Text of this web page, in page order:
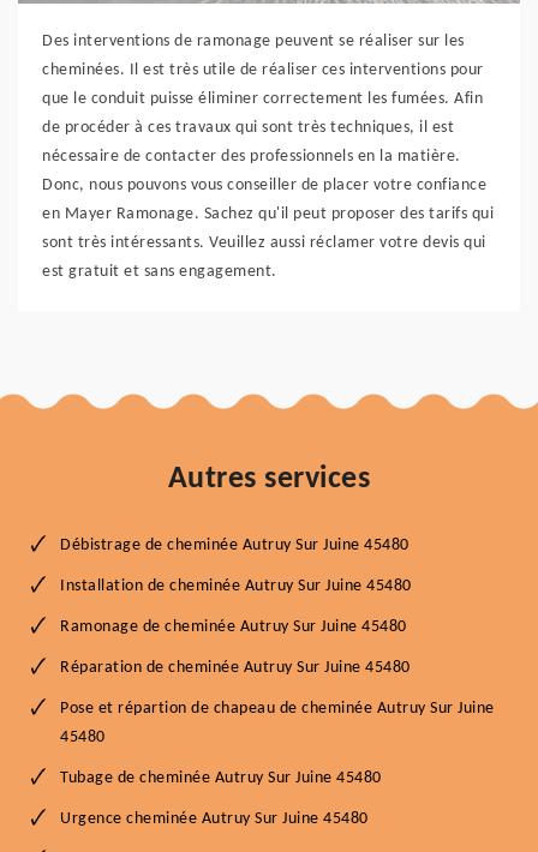
Des interventions de ramonage peuvent se réaliser sur les
cheminées. Il est très utile de réaliser ces interventions pour
que le conduit puisse éliminer correctement les fumées. Afin
de procéder à ces travaux qui sont très techniques, il est
nécessaire de contacter des professionnels en la matière.
Donc, nous pouvons vous conseiller de placer votre confiance
en Mayer Ramonage. Sachez qu'il peut proposer des tarifs qui
sont très intéressants. Veuillez aussi réclamer votre devis qui
est gratuit et sans engagement.
Autres services
Débistrage de cheminée Autruy Sur Juine 45480
Installation de cheminée Autruy Sur Juine 45480
Ramonage de cheminée Autruy Sur Juine 45480
Réparation de cheminée Autruy Sur Juine 45480
Pose et répartion de chapeau de cheminée Autruy Sur Juine
45480
Tubage de cheminée Autruy Sur Juine 45480
Urgence cheminée Autruy Sur Juine 45480